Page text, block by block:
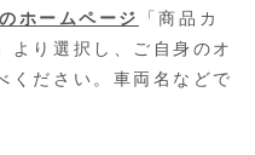
ホームページ
「商品カ
より選択し、ご自身のオ
ください。車両名などで